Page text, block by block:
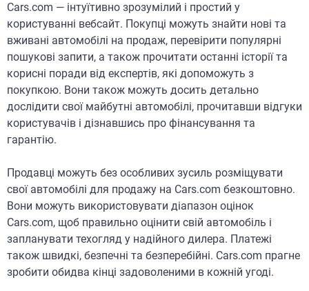
Cars.com — інтуїтивно зрозумілий і простий у
користуванні вебсайт. Покупці можуть знайти нові та
вживані автомобілі на продаж, перевірити популярні
пошукові запити, а також прочитати останні історії та
корисні поради від експертів, які допоможуть з
покупкою. Вони також можуть досить детально
дослідити свої майбутні автомобілі, прочитавши відгуки
користувачів і дізнавшись про фінансування та
гарантію.
Продавці можуть без особливих зусиль розміщувати
свої автомобілі для продажу на Cars.com безкоштовно.
Вони можуть використовувати діапазон оцінок
Cars.com, щоб правильно оцінити свій автомобіль і
запланувати техогляд у надійного дилера. Платежі
також швидкі, безпечні та безперебійні. Cars.com прагне
зробити обидва кінці задоволеними в кожній угоді.